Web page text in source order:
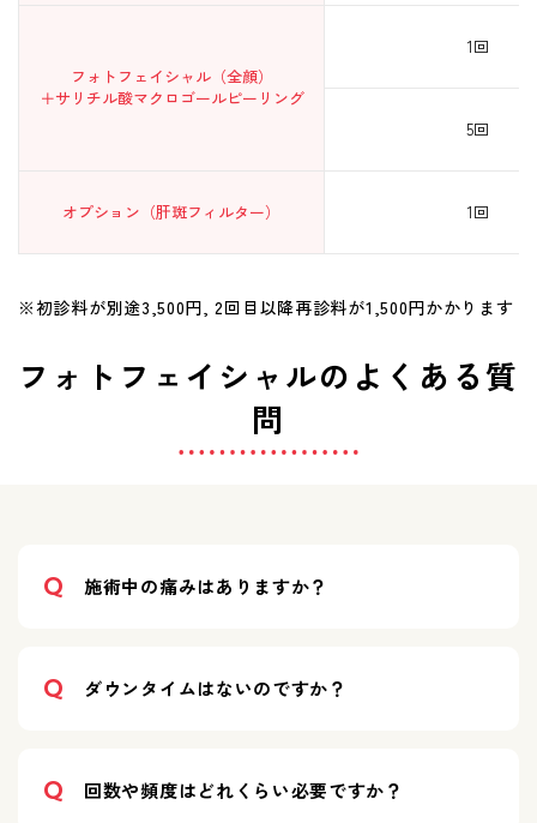
フォトフェイシャル（全顔）
＋サリチル酸マクロゴールピーリング
1回
5回
オプション（肝斑フィルター） 1回
※初診料が別途3,500円, 2回目以降再診料が1,500円かかります
フォトフェイシャルのよくある質
問
Q 施術中の痛みはありますか？
Q ダウンタイムはないのですか？
Q 回数や頻度はどれくらい必要ですか？